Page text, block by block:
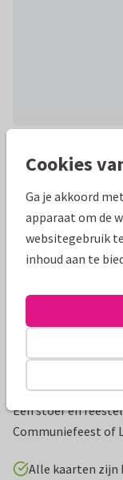
Mooie extra's
Een stoer en
Communiefeest of
Alle kaarten zijn
Cookies
Ga je akkoord
apparaat om de
websitegebruik
inhoud aan te